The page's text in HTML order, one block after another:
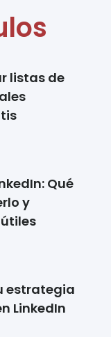
listas de
Qué
y
estrategia
LinkedIn